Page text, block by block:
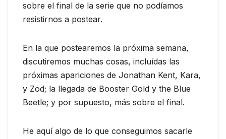
sobre el final de la serie que no podíamos
resistirnos a postear.
En la que postearemos la próxima semana,
discutiremos muchas cosas, incluídas las
próximas apariciones de Jonathan Kent, Kara,
y Zod; la llegada de Booster Gold y the Blue
Beetle; y por supuesto, más sobre el final.
He aquí algo de lo que conseguimos sacarle